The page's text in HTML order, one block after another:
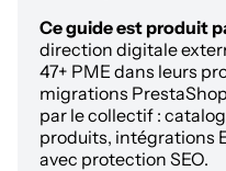
Ce guide est produit
direction digitale
47+ PME dans leurs
migrations
par le collectif :
produits, intégrations
avec protection SEO.